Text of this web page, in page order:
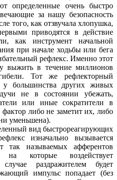
определенные очень быстро
за нашу безопасность
того, как отзвучала хлопушка,
приводятся в действие
как инструмент начальной
при начале ходьбы или бега
рефлекс. Именно этот
выжить в течение миллионов
Тот же рефлекторный
у большинства других живых
не в состоянии убежать,
или иные сократители в
либо не заметит их, либо
уменьшена).
вид быстрореагирующих
изначально вызывается
так называемых афферентов
на которые воздействует
раздражителем будет
импульс попадает (без